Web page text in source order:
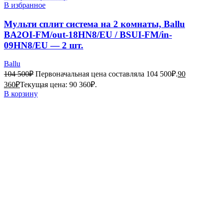
В избранное
Мульти сплит система на 2 комнаты, Ballu
BA2OI-FM/out-18HN8/EU / BSUI-FM/in-
09HN8/EU — 2 шт.
Ballu
104 500₽ Первоначальная цена составляла 104 500₽.90
360₽Текущая цена: 90 360₽.
В корзину